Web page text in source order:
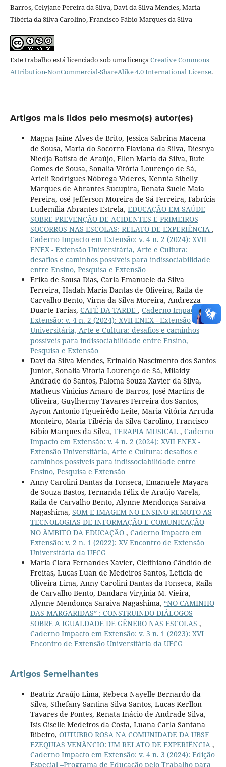
Barros, Celyjane Pereira da Silva, Davi da Silva Mendes, Maria
Tibéria da Silva Carolino, Francisco Fábio Marques da Silva
Este trabalho está licenciado sob uma licençaCreative Commons
Attribution-NonCommercial-ShareAlike 4.0 International License.
Artigos mais lidos pelo mesmo(s) autor(es)
Magna Jaíne Alves de Brito, Jessica Sabrina Macena
de Sousa, Maria do Socorro Flaviana da Silva, Diesnya
Niedja Batista de Araújo, Ellen Maria da Silva, Rute
Gomes de Sousa, Sonalia Vitória Lourenço de Sá,
Arieli Rodrigues Nóbrega Videres, Kennia Sibelly
Marques de Abrantes Sucupira, Renata Suele Maia
Pereira, osé Jefferson Moreira de Sá Ferreira, Fabrícia
Ludemília Abrantes Estrela, EDUCAÇÃO EM SAÚDE
SOBRE PREVENÇÃO DE ACIDENTES E PRIMEIROS
SOCORROS NAS ESCOLAS: RELATO DE EXPERIÊNCIA ,
Caderno Impacto em Extensão: v. 4 n. 2 (2024): XVII
ENEX - Extensão Universitária, Arte e Cultura:
desafios e caminhos possíveis para indissociabilidade
entre Ensino, Pesquisa e Extensão
Erika de Sousa Dias, Carla Emanuele da Silva
Ferreira, Hadah Maria Dantas de Oliveira, Raíla de
Carvalho Bento, Virna da Silva Moreira, Andrezza
Duarte Farias, CAFÉ DA TARDE , Caderno Impacto em
Extensão: v. 4 n. 2 (2024): XVII ENEX - Extensão
Universitária, Arte e Cultura: desafios e caminhos
possíveis para indissociabilidade entre Ensino,
Pesquisa e Extensão
Davi da Silva Mendes, Erinaldo Nascimento dos Santos
Junior, Sonalia Vitoria Lourenço de Sá, Milaidy
Andrade do Santos, Paloma Souza Xavier da Silva,
Matheus Vinicius Amaro de Barros, José Martins de
Oliveira, Guylhermy Tavares Ferreira dos Santos,
Ayron Antonio Figueirêdo Leite, Maria Vitória Arruda
Monteiro, Maria Tibéria da Silva Carolino, Francisco
Fábio Marques da Silva, TERAPIA MUSICAL , Caderno
Impacto em Extensão: v. 4 n. 2 (2024): XVII ENEX -
Extensão Universitária, Arte e Cultura: desafios e
caminhos possíveis para indissociabilidade entre
Ensino, Pesquisa e Extensão
Anny Carolini Dantas da Fonseca, Emanuele Mayara
de Souza Bastos, Fernanda Félix de Araújo Varela,
Raila de Carvalho Bento, Alynne Mendonça Saraiva
Nagashima, SOM E IMAGEM NO ENSINO REMOTO AS
TECNOLOGIAS DE INFORMAÇÃO E COMUNICAÇÃO
NO ÂMBITO DA EDUCAÇÃO , Caderno Impacto em
Extensão: v. 2 n. 1 (2022): XV Encontro de Extensão
Universitária da UFCG
Maria Clara Fernandes Xavier, Cleithiano Cândido de
Freitas, Lucas Luan de Medeiros Santos, Leticia de
Oliveira Lima, Anny Carolini Dantas da Fonseca, Raila
de Carvalho Bento, Dandara Virginia M. Vieira,
Alynne Mendonça Saraiva Nagashima, “NO CAMINHO
DAS MARGARIDAS” : CONSTRUINDO DIÁLOGOS
SOBRE A IGUALDADE DE GÊNERO NAS ESCOLAS ,
Caderno Impacto em Extensão: v. 3 n. 1 (2023): XVI
Encontro de Extensão Universitária da UFCG
Artigos Semelhantes
Beatriz Araújo Lima, Rebeca Nayelle Bernardo da
Silva, Sthefany Santina Silva Santos, Lucas Kerllon
Tavares de Pontes, Renata Inácio de Andrade Silva,
Isis Giselle Medeiros da Costa, Luana Carla Santana
Ribeiro, OUTUBRO ROSA NA COMUNIDADE DA UBSF
EZEQUIAS VENÂNCIO: UM RELATO DE EXPERIÊNCIA ,
Caderno Impacto em Extensão: v. 4 n. 3 (2024): Edição
Especial –Programa de Educação pelo Trabalho para